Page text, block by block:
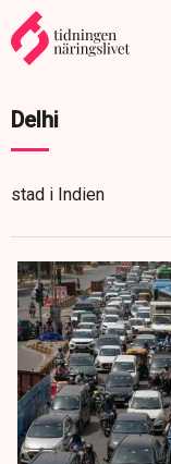
Delhi
stad i Indien